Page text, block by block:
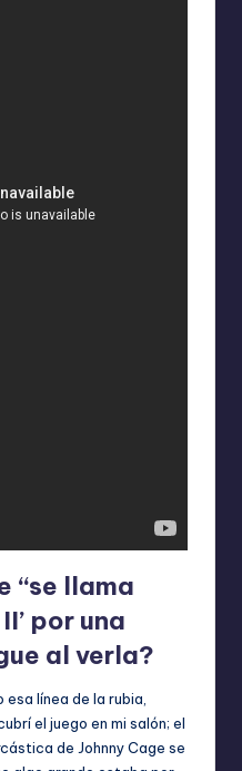
“se llama
por una
al verla?
línea de la rubia,
el juego en mi salón; el
de Johnny Cage se